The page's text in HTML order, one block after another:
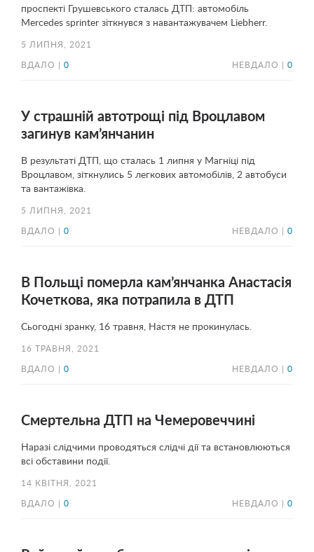
проспекті Грушевського сталась ДТП: автомобіль
Mercedes sprinter зіткнувся з навантажувачем Liebherr.
5 ЛИПНЯ, 2021
ВДАЛО | 0 НЕВДАЛО | 0
У страшній автотрощі під Вроцлавом
загинув кам’янчанин
В результаті ДТП, що сталась 1 липня у Магніці під
Вроцлавом, зіткнулись 5 легкових автомобілів, 2 автобуси
та вантажівка.
5 ЛИПНЯ, 2021
ВДАЛО | 0 НЕВДАЛО | 0
В Польщі померла кам’янчанка Анастасія
Кочеткова, яка потрапила в ДТП
Сьогодні зранку, 16 травня, Настя не прокинулась.
16 ТРАВНЯ, 2021
ВДАЛО | 0 НЕВДАЛО | 0
Смертельна ДТП на Чемеровеччині
Наразі слідчими проводяться слідчі дії та встановлюються
всі обставини події.
14 КВІТНЯ, 2021
ВДАЛО | 0 НЕВДАЛО | 0